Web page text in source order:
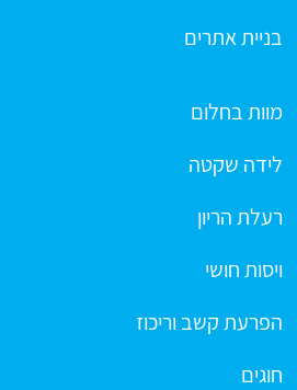
בניית אתרים
מוות בחלום
לידה שקטה
רעלת הריון
ויסות חושי
הפרעת קשב וריכוז
חוגים